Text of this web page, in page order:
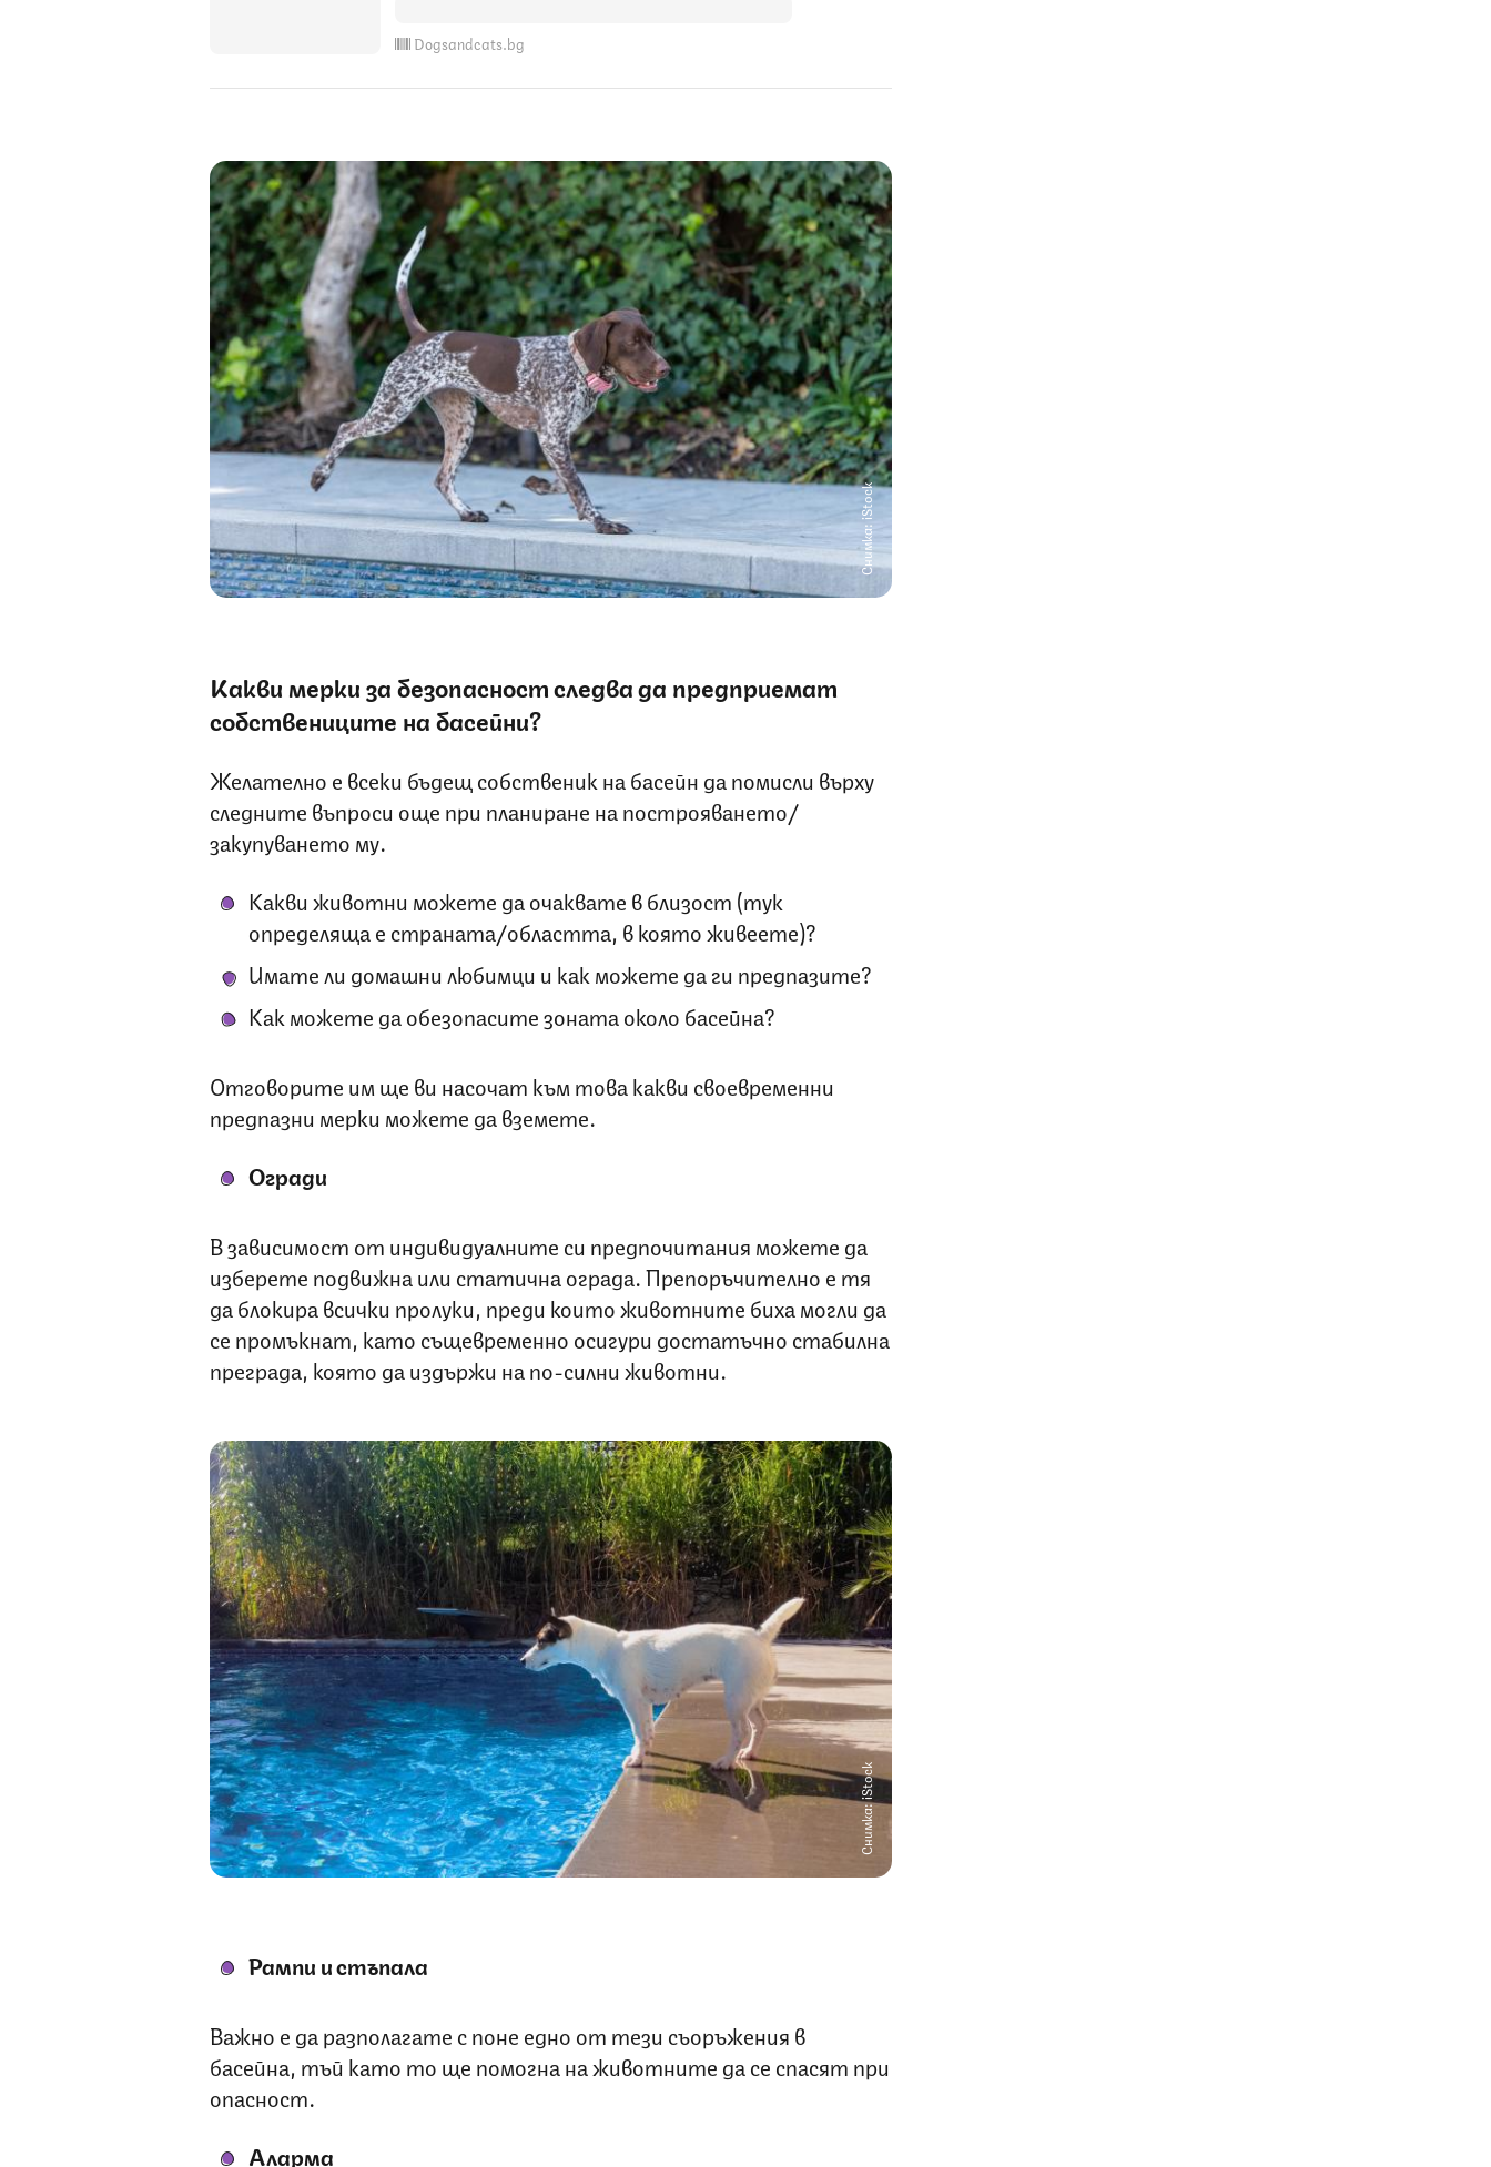
Dogsandcats.bg
Снимка: iStock
Какви мерки за безопасност следва да предприемат
собствениците на басейни?
Желателно е всеки бъдещ собственик на басейн да помисли върху
следните въпроси още при планиране на построяването/
закупуването му.
Какви животни можете да очаквате в близост (тук
определяща е страната/областта, в която живеете)?
Имате ли домашни любимци и как можете да ги предпазите?
Как можете да обезопасите зоната около басейна?
Отговорите им ще ви насочат към това какви своевременни
предпазни мерки можете да вземете.
Огради
В зависимост от индивидуалните си предпочитания можете да
изберете подвижна или статична ограда. Препоръчително е тя
да блокира всички пролуки, преди които животните биха могли да
се промъкнат, като същевременно осигури достатъчно стабилна
преграда, която да издържи на по-силни животни.
Снимка: iStock
Рампи и стъпала
Важно е да разполагате с поне едно от тези съоръжения в
басейна, тъй като то ще помогна на животните да се спасят при
опасност.
Аларма